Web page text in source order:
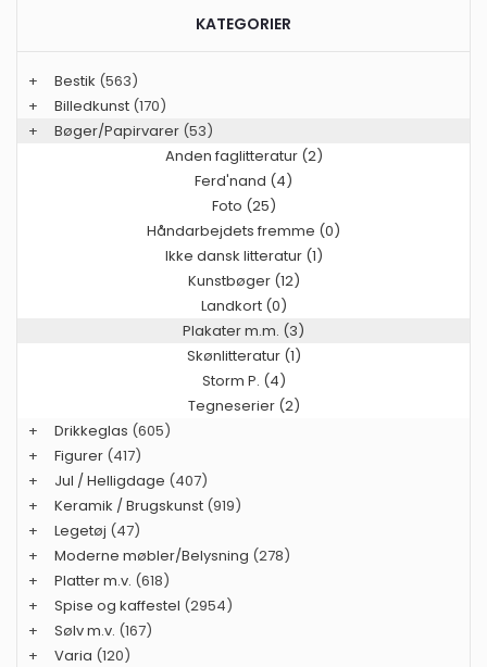
KATEGORIER
+ Bestik (563)
+
Billedkunst (170)
+
Bøger/Papirvarer (53)
Anden faglitteratur (2)
Ferd'nand (4)
Foto (25)
Håndarbejdets fremme (0)
Ikke dansk litteratur (1)
Kunstbøger (12)
Landkort (0)
Plakater m.m. (3)
Skønlitteratur (1)
Storm P. (4)
Tegneserier (2)
+
Drikkeglas (605)
+
Figurer (417)
+
Jul / Helligdage (407)
+
Keramik / Brugskunst (919)
+
Legetøj (47)
+
Moderne møbler/Belysning (278)
+
Platter m.v. (618)
+
Spise og kaffestel (2954)
+
Sølv m.v. (167)
+
Varia (120)